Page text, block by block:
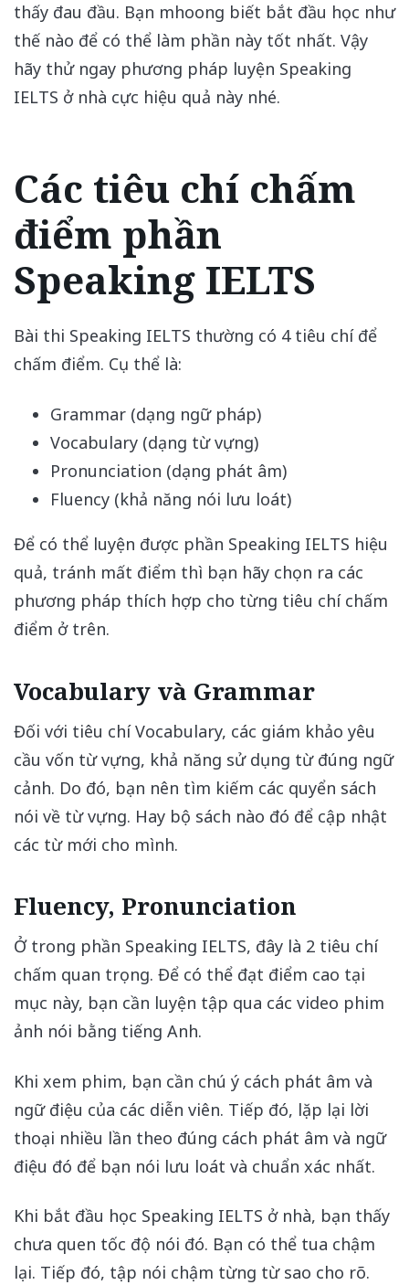
thấy đau đầu. Bạn mhoong biết bắt đầu học như
thế nào để có thể làm phần này tốt nhất. Vậy
hãy thử ngay phương pháp luyện Speaking
IELTS ở nhà cực hiệu quả này nhé.
Các tiêu chí chấm
điểm phần
Speaking IELTS
Bài thi Speaking IELTS thường có 4 tiêu chí để
chấm điểm. Cụ thể là:
Grammar (dạng ngữ pháp)
Vocabulary (dạng từ vựng)
Pronunciation (dạng phát âm)
Fluency (khả năng nói lưu loát)
Để có thể luyện được phần Speaking IELTS hiệu
quả, tránh mất điểm thì bạn hãy chọn ra các
phương pháp thích hợp cho từng tiêu chí chấm
điểm ở trên.
Vocabulary và Grammar
Đối với tiêu chí Vocabulary, các giám khảo yêu
cầu vốn từ vựng, khả năng sử dụng từ đúng ngữ
cảnh. Do đó, bạn nên tìm kiếm các quyển sách
nói về từ vựng. Hay bộ sách nào đó để cập nhật
các từ mới cho mình.
Fluency, Pronunciation
Ở trong phần Speaking IELTS, đây là 2 tiêu chí
chấm quan trọng. Để có thể đạt điểm cao tại
mục này, bạn cần luyện tập qua các video phim
ảnh nói bằng tiếng Anh.
Khi xem phim, bạn cần chú ý cách phát âm và
ngữ điệu của các diễn viên. Tiếp đó, lặp lại lời
thoại nhiều lần theo đúng cách phát âm và ngữ
điệu đó để bạn nói lưu loát và chuẩn xác nhất.
Khi bắt đầu học Speaking IELTS ở nhà, bạn thấy
chưa quen tốc độ nói đó. Bạn có thể tua chậm
lại. Tiếp đó, tập nói chậm từng từ sao cho rõ.